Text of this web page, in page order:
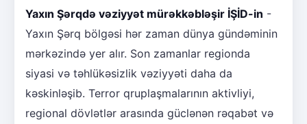
Yaxın Şərqdə vəziyyət mürəkkəbləşir İŞİD-in -
Yaxın Şərq bölgəsi hər zaman dünya gündəminin
mərkəzində yer alır. Son zamanlar regionda
siyasi və təhlükəsizlik vəziyyəti daha da
kəskinləşib. Terror qruplaşmalarının aktivliyi,
regional dövlətlər arasında güclənən rəqabət və